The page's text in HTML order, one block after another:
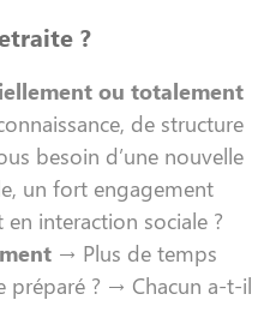
?
ou totalement
de structure
besoin d’une nouvelle
un fort engagement
interaction sociale ?
→ Plus de temps
préparé ? → Chacun a-t-il